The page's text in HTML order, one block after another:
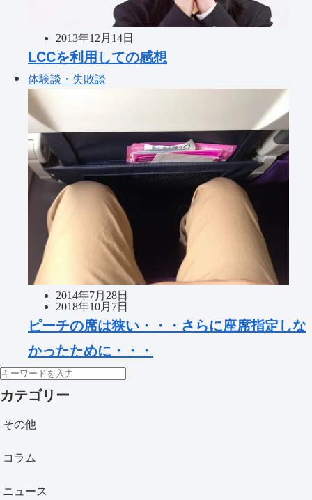
2013年12月14日
LCCを利用しての感想
体験談・失敗談
2014年7月28日
2018年10月7日
ピーチの席は狭い・・・さらに座席指定しな
かったために・・・
カテゴリー
その他
コラム
ニュース